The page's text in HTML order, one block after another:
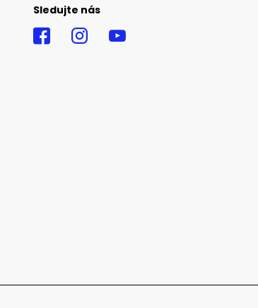
Sledujte nás